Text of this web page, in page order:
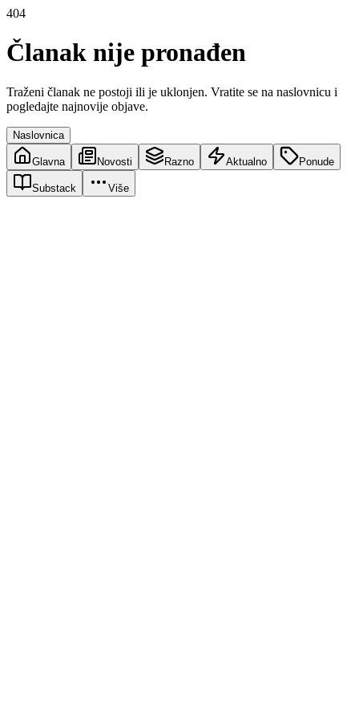
404
Članak nije pronađen
Traženi članak ne postoji ili je uklonjen. Vratite se na naslovnicu i
pogledajte najnovije objave.
Naslovnica
Glavna Novosti Razno Aktualno Ponude
Substack Više